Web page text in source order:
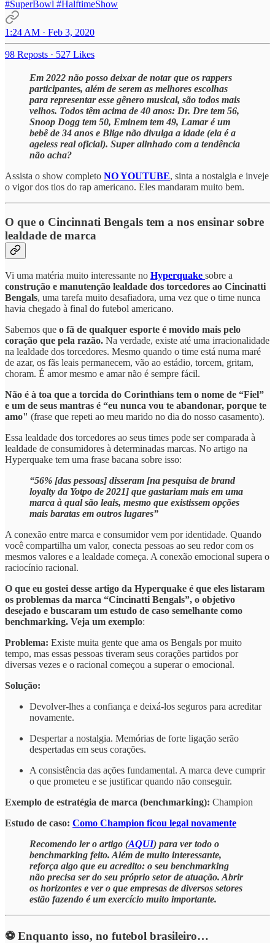
#SuperBowl #HalftimeShow
1:24 AM · Feb 3, 2020
98 Reposts · 527 Likes
Em 2022 não posso deixar de notar que os rappers
participantes, além de serem as melhores escolhas
para representar esse gênero musical, são todos mais
velhos. Todos têm acima de 40 anos: Dr. Dre tem 56,
Snoop Dogg tem 50, Eminem tem 49, Lamar é um
bebê de 34 anos e Blige não divulga a idade (ela é a
ageless real oficial). Super alinhado com a tendência
não acha?
Assista o show completo NO YOUTUBE, sinta a nostalgia e inveje
o vigor dos tios do rap americano. Eles mandaram muito bem.
O que o Cincinnati Bengals tem a nos ensinar sobre
lealdade de marca
Vi uma matéria muito interessante no Hyperquake sobre a
construção e manutenção lealdade dos torcedores ao Cincinatti
Bengals, uma tarefa muito desafiadora, uma vez que o time nunca
havia chegado à final do futebol americano.
Sabemos que o fã de qualquer esporte é movido mais pelo
coração que pela razão. Na verdade, existe até uma irracionalidade
na lealdade dos torcedores. Mesmo quando o time está numa maré
de azar, os fãs leais permanecem, vão ao estádio, torcem, gritam,
choram. É amor mesmo e amar não é sempre fácil.
Não é à toa que a torcida do Corinthians tem o nome de “Fiel”
e um de seus mantras é “eu nunca vou te abandonar, porque te
amo" (frase que repeti ao meu marido no dia do nosso casamento).
Essa lealdade dos torcedores ao seus times pode ser comparada à
lealdade de consumidores à determinadas marcas. No artigo na
Hyperquake tem uma frase bacana sobre isso:
“56% [das pessoas] disseram [na pesquisa de brand
loyalty da Yotpo de 2021] que gastariam mais em uma
marca à qual são leais, mesmo que existissem opções
mais baratas em outros lugares”
A conexão entre marca e consumidor vem por identidade. Quando
você compartilha um valor, conecta pessoas ao seu redor com os
mesmos valores e a lealdade começa. A conexão emocional supera o
raciocínio racional.
O que eu gostei desse artigo da Hyperquake é que eles listaram
os problemas da marca “Cincinatti Bengals”, o objetivo
desejado e buscaram um estudo de caso semelhante como
benchmarking. Veja um exemplo:
Problema: Existe muita gente que ama os Bengals por muito
tempo, mas essas pessoas tiveram seus corações partidos por
diversas vezes e o racional começou a superar o emocional.
Solução:
Devolver-lhes a confiança e deixá-los seguros para acreditar
novamente.
Despertar a nostalgia. Memórias de forte ligação serão
despertadas em seus corações.
A consistência das ações fundamental. A marca deve cumprir
o que prometeu e se justificar quando não conseguir.
Exemplo de estratégia de marca (benchmarking): Champion
Estudo de caso: Como Champion ficou legal novamente
Recomendo ler o artigo (AQUI) para ver todo o
benchmarking feito. Além de muito interessante,
reforça algo que eu acredito: o seu benchmarking
não precisa ser do seu próprio setor de atuação. Abrir
os horizontes e ver o que empresas de diversos setores
estão fazendo é um exercício muito importante.
⚽ Enquanto isso, no futebol brasileiro…